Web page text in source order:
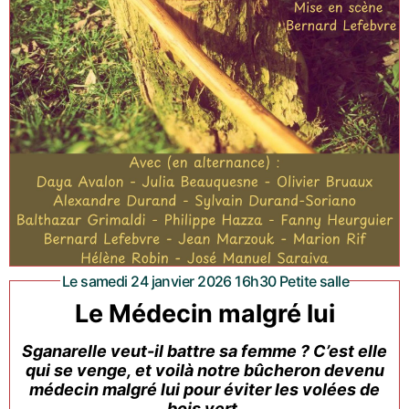
Le samedi 24 janvier 2026 16h30 Petite salle
Le Médecin malgré lui
Sganarelle veut-il battre sa femme ? C’est elle
qui se venge, et voilà notre bûcheron devenu
médecin malgré lui pour éviter les volées de